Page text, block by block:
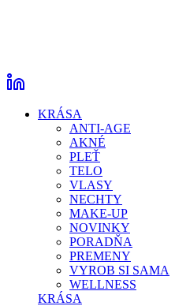
KRÁSA
ANTI-AGE
AKNÉ
PLEŤ
TELO
VLASY
NECHTY
MAKE-UP
NOVINKY
PORADŇA
PREMENY
VYROB SI SAMA
WELLNESS
KRÁSA